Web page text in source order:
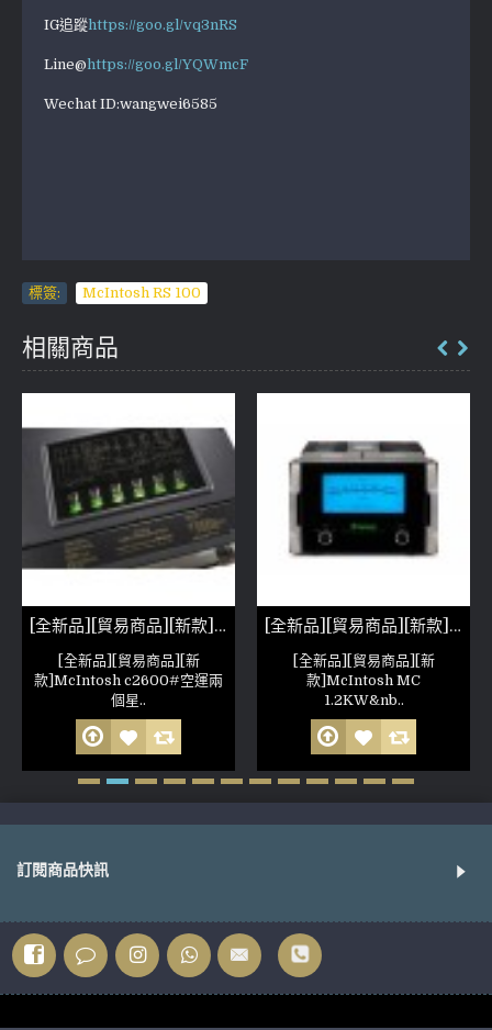
IG追蹤https://goo.gl/vq3nRS
Line@https://goo.gl/YQWmcF
Wechat ID:wangwei6585
標簽: McIntosh RS 100
相關商品
[全新品][貿易商品][新款]McIntosh c2600
[全新品][貿易商品][新
款]McIntosh c2600#空運兩
個星..
[全新品][貿易商品][新款]McIntosh MC 1.2KW
[全新品][貿易商品][新
款]McIntosh MC
1.2KW&nb..
訂閱商品快訊